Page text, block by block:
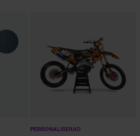
PERSONALISERAD